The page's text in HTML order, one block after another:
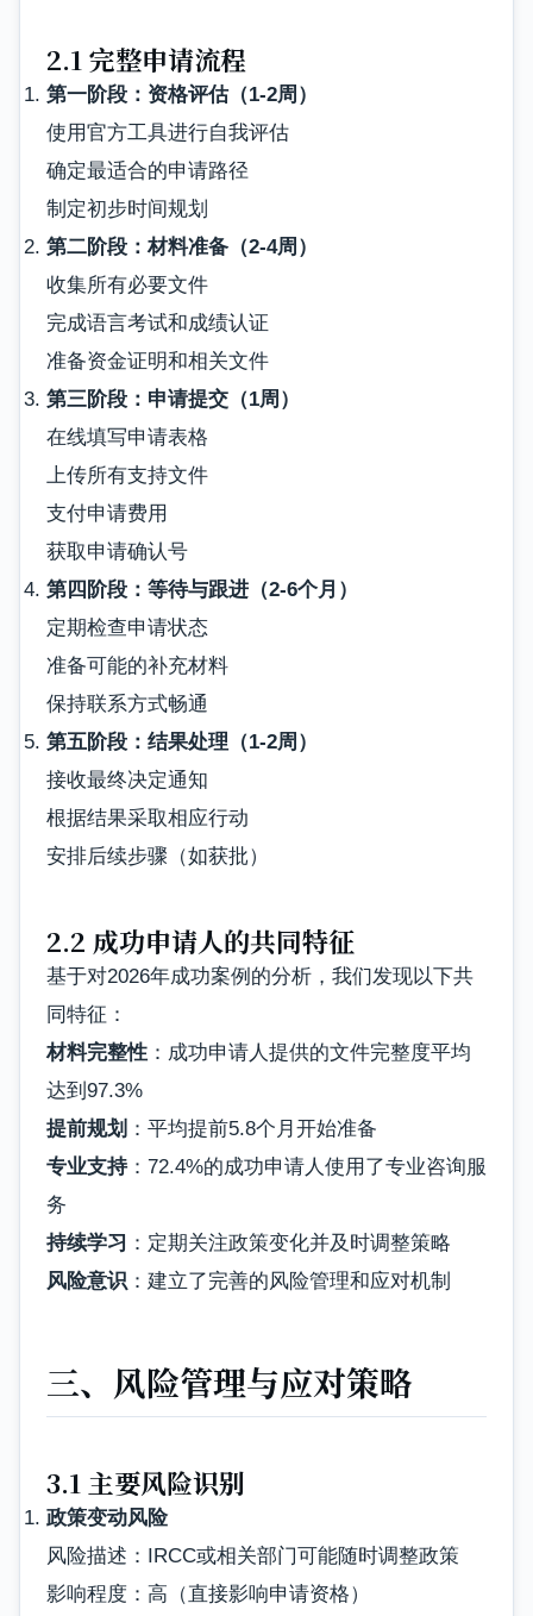
2.1 完整申请流程
第一阶段：资格评估（1-2周）
使用官方工具进行自我评估
确定最适合的申请路径
制定初步时间规划
第二阶段：材料准备（2-4周）
收集所有必要文件
完成语言考试和成绩认证
准备资金证明和相关文件
第三阶段：申请提交（1周）
在线填写申请表格
上传所有支持文件
支付申请费用
获取申请确认号
第四阶段：等待与跟进（2-6个月）
定期检查申请状态
准备可能的补充材料
保持联系方式畅通
第五阶段：结果处理（1-2周）
接收最终决定通知
根据结果采取相应行动
安排后续步骤（如获批）
2.2 成功申请人的共同特征
基于对2026年成功案例的分析，我们发现以下共
同特征：
材料完整性 ：成功申请人提供的文件完整度平均
达到97.3%
提前规划 ：平均提前5.8个月开始准备
专业支持：72.4%的成功申请人使用了专业咨询服
务
持续学习 ：定期关注政策变化并及时调整策略
风险意识 ：建立了完善的风险管理和应对机制
三、风险管理与应对策略
3.1 主要风险识别
政策变动风险
风险描述：IRCC或相关部门可能随时调整政策
影响程度：高（直接影响申请资格）